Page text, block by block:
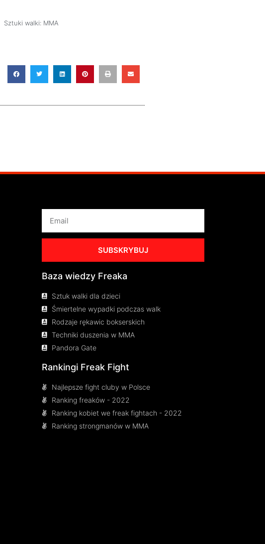
Sztuki walki: MMA
SUBSKRYBUJ
Baza wiedzy Freaka
Sztuk walki dla dzieci
Śmiertelne wypadki podczas walk
Rodzaje rękawic bokserskich
Techniki duszenia w MMA
Pandora Gate
Rankingi Freak Fight
Najlepsze fight cluby w Polsce
Ranking freaków - 2022
Ranking kobiet we freak fightach - 2022
Ranking strongmanów w MMA